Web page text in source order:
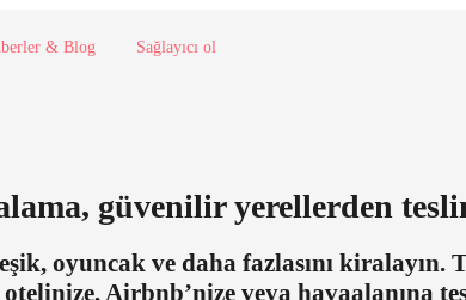
& Blog Sağlayıcı ol
güvenilir yerellerden
oyuncak ve daha fazlasını
Airbnb’nize veya havaalanına